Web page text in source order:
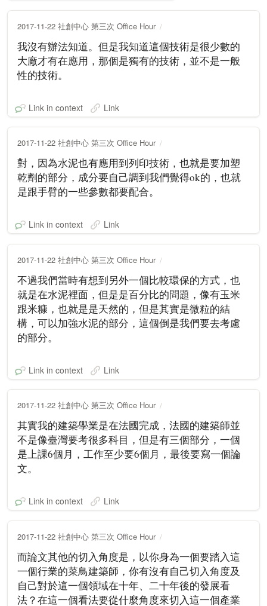
2017-11-22 社創中心 第三次 Office Hour
我沒有辦法知道。但是我知道這個技術是很少數的
大廠才有在應用，那個是獨有的技術，並不是一般
性的技術。
Link in context Link
2017-11-22 社創中心 第三次 Office Hour
對，因為水泥也有應用到列印技術，也就是要加塑
乾劑的部分，成分要自己調到我們覺得ok的，也就
是跟手臂的一些參數都要配合。
Link in context Link
2017-11-22 社創中心 第三次 Office Hour
不過我們當時有想到另外一個比較環保的方式，也
就是在水泥裡面，但是是百分比的問題，像有玉米
跟米糠，也就是是天然的，但是其實是微粒的結
構，可以加強水泥的部分，這個倒是我們要去考慮
的部分。
Link in context Link
2017-11-22 社創中心 第三次 Office Hour
其實我的建築學業是在法國完成，法國的建築師並
不是像臺灣要考很多科目，但是有三個部分，一個
是上課6個月，工作至少要6個月，最後要寫一個論
文。
Link in context Link
2017-11-22 社創中心 第三次 Office Hour
而論文其他的切入角度是，以你身為一個要踏入這
一個行業的菜鳥建築師，你有沒有自己切入角度及
自己對於這一個領域在十年、二十年後的發展看
法？在這一個看法要從什麼角度來切入這一個產業